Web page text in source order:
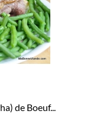
de Boeuf...